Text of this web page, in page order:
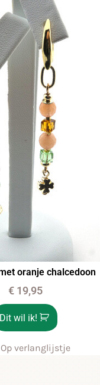
oranje chalcedoon
€19,95
Dit wil ik!
Op verlanglijstje